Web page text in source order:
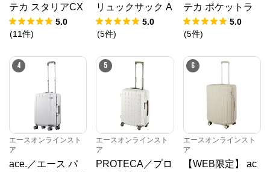
テカ スタリアCX
R 02351 スーツケ
ース 日本製 機内
5.0
(11件)
リュックサック A
4 17694
5.0
(5件)
テカ ポケットラ
イナー2 スーツケ
ース 01344 日本
ーストッパー
5.0
(5件)
4
エースオンラインスト
ア
ace.／エース パ
5
エースオンラインスト
ア
PROTECA／プロ
6
エースオンラインスト
ア
【WEB限定】 ac